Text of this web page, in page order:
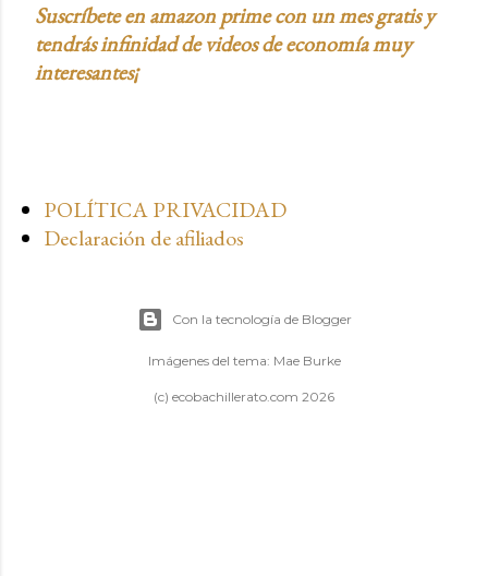
Suscríbete en amazon prime con un mes gratis y
tendrás infinidad de videos de economía muy
interesantes¡
POLÍTICA PRIVACIDAD
Declaración de afiliados
Con la tecnología de Blogger
Imágenes del tema: Mae Burke
(c) ecobachillerato.com 2026